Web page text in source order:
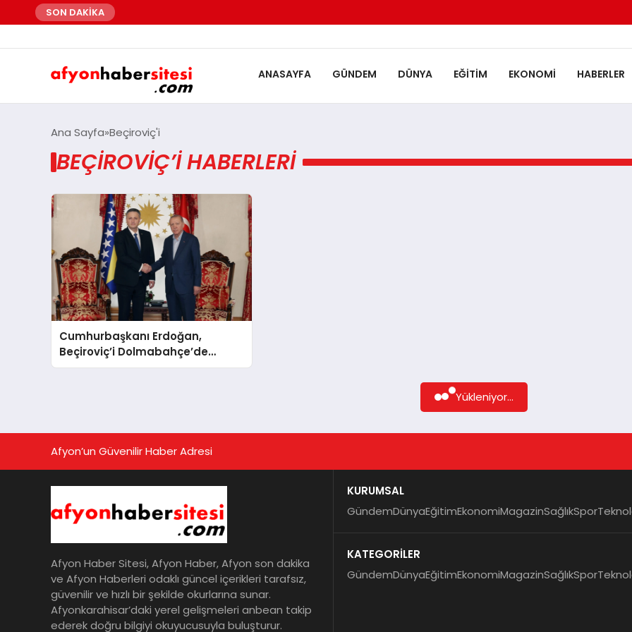
SON DAKİKA
ANASAYFA GÜNDEM DÜNYA EĞITIM EKONOMI HABERLER
Ana Sayfa Beçiroviç'i
BEÇIROVIÇ’I HABERLERI
Cumhurbaşkanı Erdoğan,
Beçiroviç’i Dolmabahçe’de
ağırladı
Yükleniyor...
Afyon’un Güvenilir Haber Adresi
Afyon Haber Sitesi, Afyon Haber, Afyon son dakika
ve Afyon Haberleri odaklı güncel içerikleri tarafsız,
güvenilir ve hızlı bir şekilde okurlarına sunar.
Afyonkarahisar’daki yerel gelişmeleri anbean takip
ederek doğru bilgiyi okuyucusuyla buluşturur.
KURUMSAL
GündemDünyaEğitimEkonomiMagazinSağlıkSpor
KATEGORİLER
GündemDünyaEğitimEkonomiMagazinSağlıkSpor